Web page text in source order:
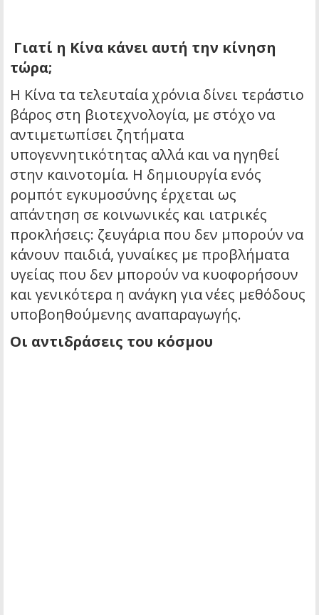
Γιατί η Κίνα κάνει αυτή την κίνηση
τώρα;
Η Κίνα τα τελευταία χρόνια δίνει τεράστιο
βάρος στη βιοτεχνολογία, με στόχο να
αντιμετωπίσει ζητήματα
υπογεννητικότητας αλλά και να ηγηθεί
στην καινοτομία. Η δημιουργία ενός
ρομπότ εγκυμοσύνης έρχεται ως
απάντηση σε κοινωνικές και ιατρικές
προκλήσεις: ζευγάρια που δεν μπορούν να
κάνουν παιδιά, γυναίκες με προβλήματα
υγείας που δεν μπορούν να κυοφορήσουν
και γενικότερα η ανάγκη για νέες μεθόδους
υποβοηθούμενης αναπαραγωγής.
Οι αντιδράσεις του κόσμου